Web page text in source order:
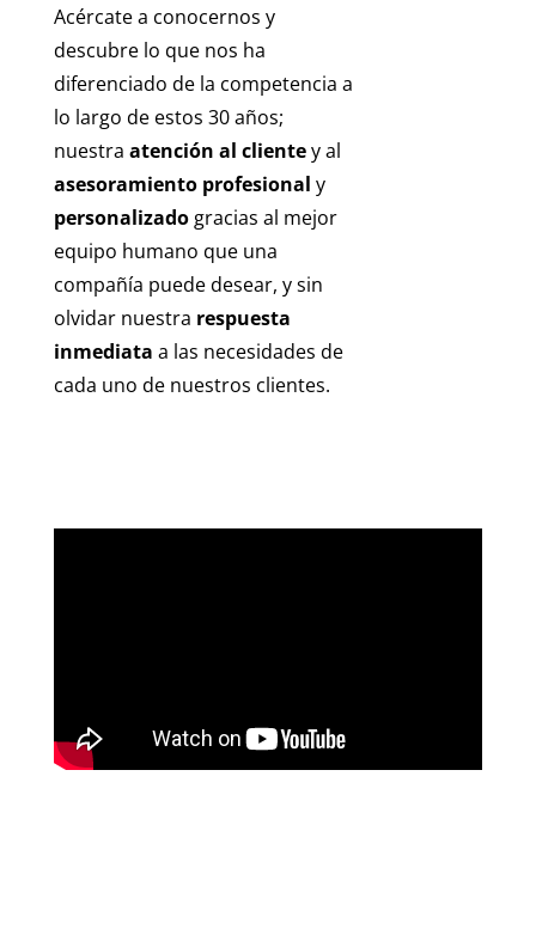
Acércate a conocernos y
descubre lo que nos ha
diferenciado de la competencia a
lo largo de estos 30 años;
nuestra atención al clientey al
asesoramiento profesional y
personalizadogracias al mejor
equipo humano que una
compañía puede desear, y sin
olvidar nuestra respuesta
inmediata a las necesidades de
cada uno de nuestros clientes.